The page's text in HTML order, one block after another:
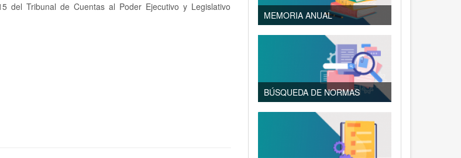
del Tribunal de Cuentas al Poder Ejecutivo y Legislativo
MEMORIA ANUAL
BÚSQUEDA DE NORMAS